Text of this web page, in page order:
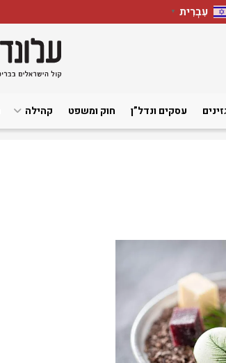
עִבְרִית ▼
עסקים ונדל”ן חוק ומשפט קהילה